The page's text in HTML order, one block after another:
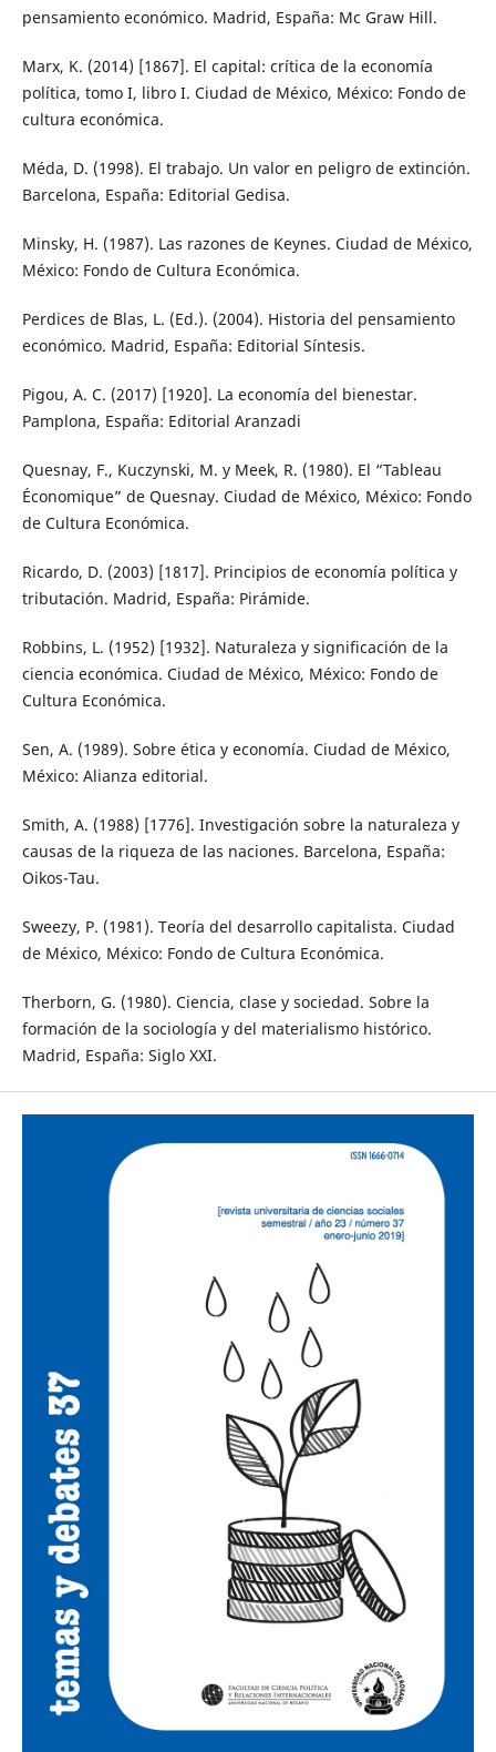
pensamiento económico. Madrid, España: Mc Graw Hill.
Marx, K. (2014) [1867]. El capital: crítica de la economía
política, tomo I, libro I. Ciudad de México, México: Fondo de
cultura económica.
Méda, D. (1998). El trabajo. Un valor en peligro de extinción.
Barcelona, España: Editorial Gedisa.
Minsky, H. (1987). Las razones de Keynes. Ciudad de México,
México: Fondo de Cultura Económica.
Perdices de Blas, L. (Ed.). (2004). Historia del pensamiento
económico. Madrid, España: Editorial Síntesis.
Pigou, A. C. (2017) [1920]. La economía del bienestar.
Pamplona, España: Editorial Aranzadi
Quesnay, F., Kuczynski, M. y Meek, R. (1980). El “Tableau
Économique” de Quesnay. Ciudad de México, México: Fondo
de Cultura Económica.
Ricardo, D. (2003) [1817]. Principios de economía política y
tributación. Madrid, España: Pirámide.
Robbins, L. (1952) [1932]. Naturaleza y significación de la
ciencia económica. Ciudad de México, México: Fondo de
Cultura Económica.
Sen, A. (1989). Sobre ética y economía. Ciudad de México,
México: Alianza editorial.
Smith, A. (1988) [1776]. Investigación sobre la naturaleza y
causas de la riqueza de las naciones. Barcelona, España:
Oikos-Tau.
Sweezy, P. (1981). Teoría del desarrollo capitalista. Ciudad
de México, México: Fondo de Cultura Económica.
Therborn, G. (1980). Ciencia, clase y sociedad. Sobre la
formación de la sociología y del materialismo histórico.
Madrid, España: Siglo XXI.